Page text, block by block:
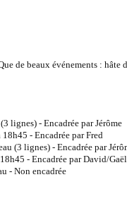
de beaux événements : hâte
lignes) - Encadrée par Jérôme
- Encadrée par Fred
(3 lignes) - Encadrée par
- Encadrée par David/Gaël
- Non encadrée